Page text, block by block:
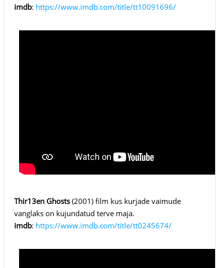
imdb: https://www.imdb.com/title/tt10091696/
Thir13en Ghosts(2001) film kus kurjade vaimude
vanglaks on kujundatud terve maja.
imdb: https://www.imdb.com/title/tt0245674/